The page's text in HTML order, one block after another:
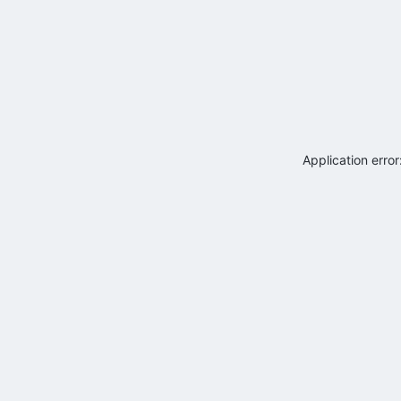
Application